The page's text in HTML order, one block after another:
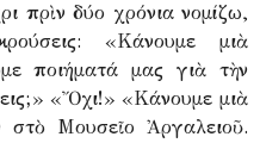
πρὶν δύο χρόνια νομίζω,
«Κάνουμε μιὰ
ποιήματά μας γιὰ τὴν
«Ὄχι!» «Κάνουμε μιὰ
στὸ Μουσεῖο Ἀργαλειοῦ.